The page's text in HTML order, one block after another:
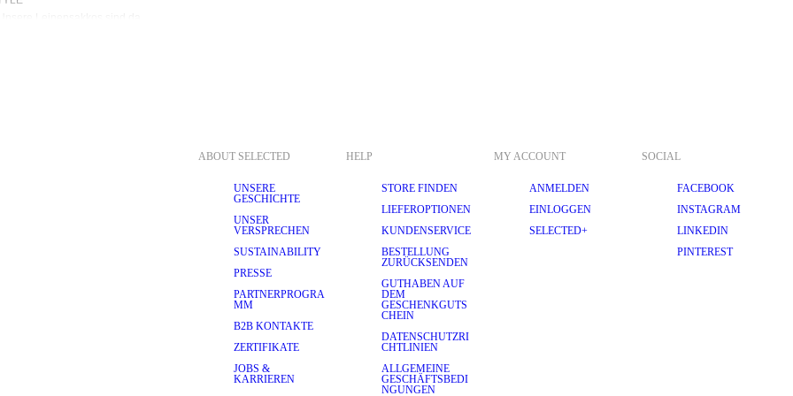
bietet für jeden
Taille verjüngen und so
sein sollte wie die
ABOUT SELECTED
UNSERE
GESCHICHTE
UNSER
VERSPRECHEN
SUSTAINABILITY
PRESSE
PARTNERPROGRA
MM
B2B KONTAKTE
ZERTIFIKATE
JOBS &
KARRIEREN
HELP
STORE FINDEN
LIEFEROPTIONEN
KUNDENSERVICE
BESTELLUNG
ZURÜCKSENDEN
GUTHABEN AUF
DEM
GESCHENKGUTS
CHEIN
DATENSCHUTZRI
CHTLINIEN
ALLGEMEINE
GESCHÄFTSBEDI
NGUNGEN
MY ACCOUNT
ANMELDEN
EINLOGGEN
SELECTED+
SOCIAL
FACEBOOK
INSTAGRAM
LINKEDIN
PINTEREST